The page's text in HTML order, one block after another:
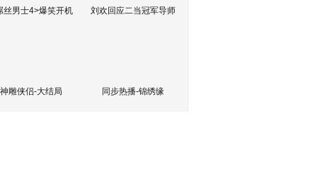
丝男士4>爆笑开机 刘欢回应二当冠军导师
神雕侠侣-大结局 同步热播-锦绣缘